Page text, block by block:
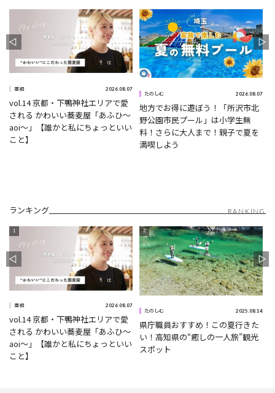
番組 2026.08.07
vol.14 京都・下鴨神社エリアで愛
される かわいい蕎麦屋「あふひ〜
aoi〜」【誰かと私にちょっといい
こと】
たのしむ 2026.08.07
地方でお得に遊ぼう！「所沢市北
野公園市民プール」は小学生無
料！さらに大人まで！親子で夏を
満喫しよう
ランキング RANKING
番組 2026.08.07
vol.14 京都・下鴨神社エリアで愛
される かわいい蕎麦屋「あふひ〜
aoi〜」【誰かと私にちょっといい
こと】
たのしむ 2025.08.14
県庁職員おすすめ！この夏行きた
い！高知県の“癒しの一人旅”観光
スポット